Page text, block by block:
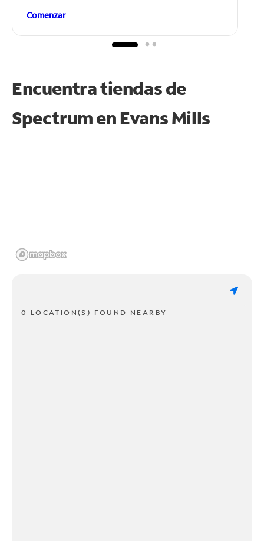
Comenzar
Encuentra tiendas de
Spectrum en Evans Mills
0 LOCATION(S) FOUND NEARBY